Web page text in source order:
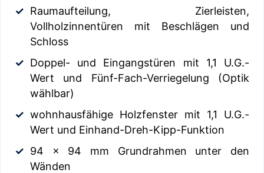
Raumaufteilung, Zierleisten,
Vollholzinnentüren mit Beschlägen und
Schloss
Doppel- und Eingangstüren mit 1,1 U.G.-
Wert und Fünf-Fach-Verriegelung (Optik
wählbar)
wohnhausfähige Holzfenster mit 1,1 U.G.-
Wert und Einhand-Dreh-Kipp-Funktion
94 x 94 mm Grundrahmen unter den
Wänden